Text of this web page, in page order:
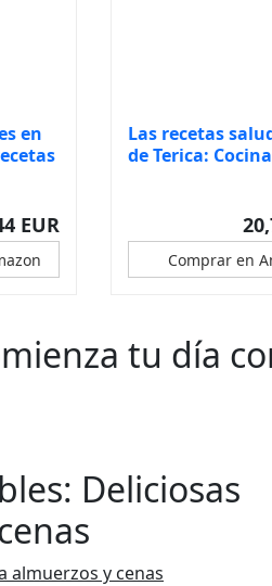
en
EUR
Las recetas
de Terica:
Comprar en
tu día
Deliciosas
almuerzos y cenas